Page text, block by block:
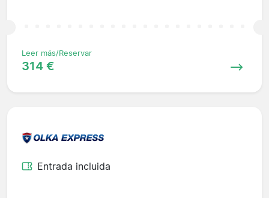
Leer más/Reservar
314 €
Entrada incluida